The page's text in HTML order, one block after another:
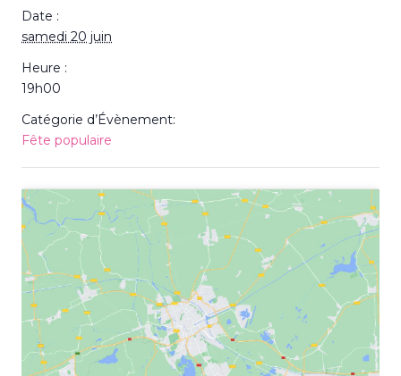
Date :
samedi 20 juin
Heure :
19h00
Catégorie d’Évènement:
Fête populaire